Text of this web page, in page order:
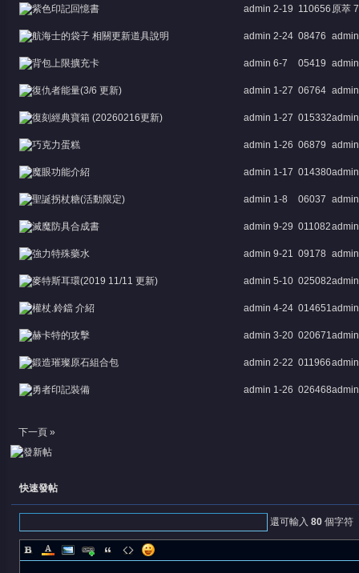
紫色印記回憶書 admin 2-19 110656 原萃
航海士的袋子 相關更新道具說明 admin 2-24 08476 admin
背包上限擴充卡 admin 6-7 05419 admin
復仇者能量(3/6 更新) admin 1-27 06764 admin
復刻經典寶箱 (20260216更新) admin 1-27 015332admin
巧克力蛋糕 admin 1-26 06879 admin
魔眼功能介紹 admin 1-17 014380admin
聖誕拐杖糖(活動限定) admin 1-8 06037 admin
滅魔防具合成書 admin 9-29 011082admin
強力特殊藥水 admin 9-21 09178 admin
麥特斯耳環(2019 11/11 更新) admin 5-10 025082admin
權杖.鈴鐺 介紹 admin 4-24 014651admin
赫卡特的攻擊 admin 3-20 020671admin
鍛造璀璨原石組合包 admin 2-22 011966admin
勇者印記裝備 admin 1-26 026468admin
下一頁 »
快速發帖
還可輸入 80個字符